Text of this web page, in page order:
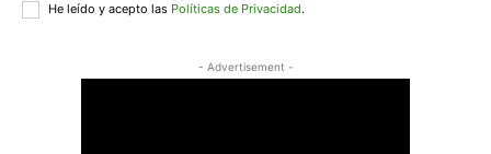
He leído y acepto las Políticas de Privacidad.
- Advertisement -